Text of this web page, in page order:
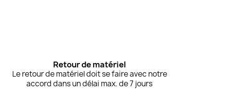
Retour de matériel
Le retour de matériel doit se faire avec notre
accord dans un délai max. de 7 jours